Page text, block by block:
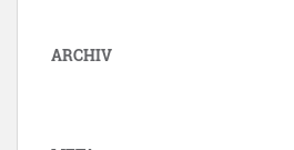
ARCHIV